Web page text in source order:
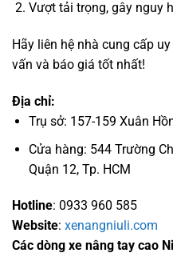
Vượt tải trọng, gây nguy
Hãy liên hệ nhà cung cấp
vấn và báo giá tốt nhất!
Địa chỉ:
Trụ sở: 157-159 Xuân
Cửa hàng: 544 Trường
Quận 12, Tp. HCM
Hotline: 0933 960 585
Website: xenangniuli.com
Các dòng xe nâng tay cao